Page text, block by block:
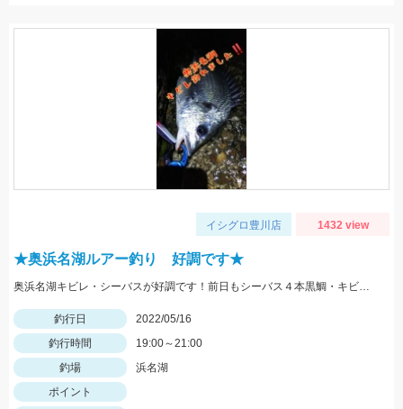
イシグロ豊川店 1432 view
★奥浜名湖ルアー釣り 好調です★
奥浜名湖キビレ・シーバスが好調です！前日もシーバス４本黒鯛・キビレ２本と釣果がありました！
釣行日
2022/05/16
釣行時間
19:00～21:00
釣場
浜名湖
ポイント